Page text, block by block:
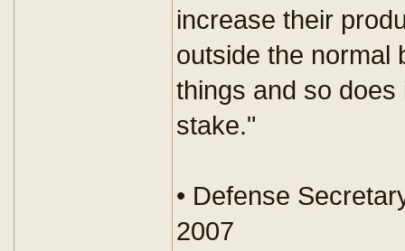
increase their
outside the normal
things and so
stake."
• Defense
2007